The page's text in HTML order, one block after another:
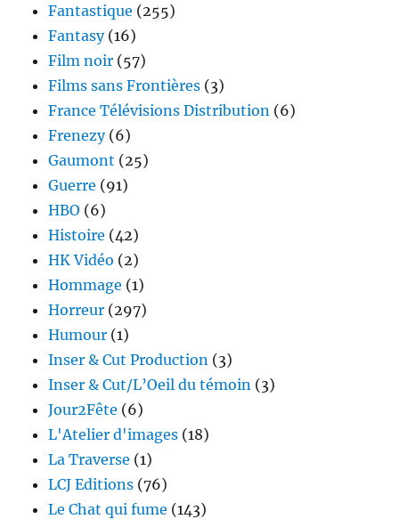
Fantastique (255)
Fantasy(16)
Film noir (57)
Films sans Frontières (3)
France Télévisions Distribution (6)
Frenezy(6)
Gaumont (25)
Guerre (91)
HBO (6)
Histoire (42)
HK Vidéo (2)
Hommage (1)
Horreur (297)
Humour (1)
Inser & Cut Production (3)
Inser & Cut/L’Oeil du témoin (3)
Jour2Fête (6)
L'Atelier d'images (18)
La Traverse (1)
LCJ Editions (76)
Le Chat qui fume (143)